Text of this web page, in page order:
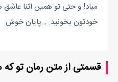
میاد! و حتی تو همین اثنا
خودتون بخونید. …پایان خوش
قسمتی از متن رمان تو